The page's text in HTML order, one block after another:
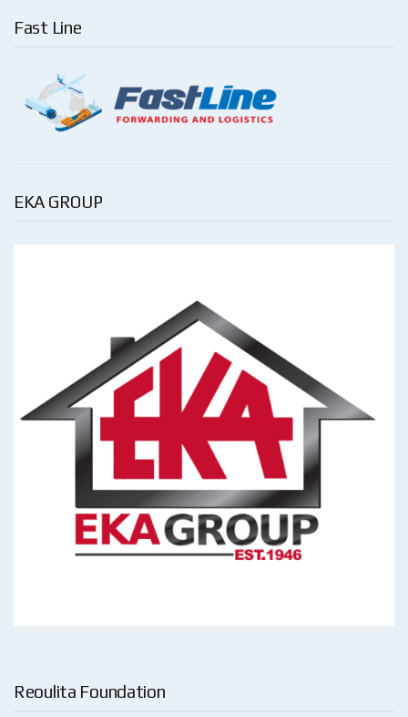
Fast Line
EKA GROUP
Reoulita Foundation